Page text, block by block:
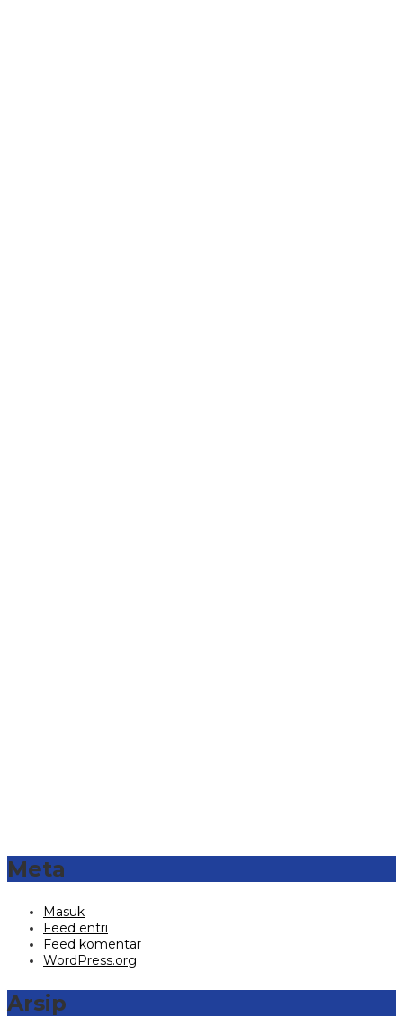
Meta
Masuk
Feed entri
Feed komentar
WordPress.org
Arsip